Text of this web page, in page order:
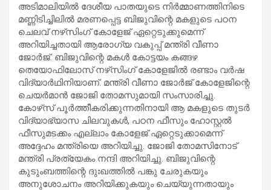
അടിമാലിയില്‍ ദേശീയ പാതയുടെ നിര്‍മ്മാണത്തിനിടെ
മണ്ണിടിച്ചിലില്‍ മരണപ്പെട്ട ബിജുവിന്റെ മകളുടെ പഠന
ചെലവ് നഴ്‌സിംഗ് കോളേജ് ഏറ്റെടുക്കുമെന്ന്
അറിയിച്ചതായി ആരോഗ്യ വകുപ്പ് മന്ത്രി വീണാ
ജോര്‍ജ്. ബിജുവിന്റെ മകള്‍ കോട്ടയം കങ്ങഴ
തെയോഫിലോസ് നഴ്‌സിംഗ് കോളേജില്‍ രണ്ടാം വര്‍ഷ
വിദ്യാര്‍ഥിനിയാണ്. മന്ത്രി വീണാ ജോര്‍ജ് കോളേജിന്റെ
ചെയര്‍മാന്‍ ജോജി തോമസുമായി സംസാരിച്ചു.
കോഴ്‌സ് പൂര്‍ത്തീകരിക്കുന്നതിനായി ആ മകളുടെ തുടര്‍
വിദ്യാഭ്യാസ ചിലവുകള്‍, പഠന ഫീസും ഹോസ്റ്റല്‍
ഫീസുമടക്കം എല്ലാം കോളേജ് ഏറ്റെടുക്കാമെന്ന്
അദ്ദേഹം മന്ത്രിയെ അറിയിച്ചു. ജോജി തോമസിനോട്
മന്ത്രി പ്രത്യേകം നന്ദി അറിയിച്ചു. ബിജുവിന്റെ
കുടുംബത്തിന്റെ ദുഃഖത്തില്‍ പങ്കു ചേരുകയും
അനുശോചനം അറിയിക്കുകയും ചെയ്യുന്നതായും